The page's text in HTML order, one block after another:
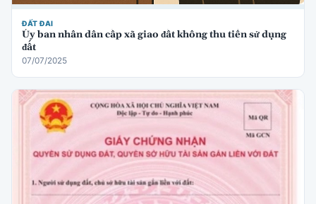
ĐẤT ĐAI
Ủy ban nhân dân cấp xã giao đất không thu tiền sử dụng
đất
07/07/2025